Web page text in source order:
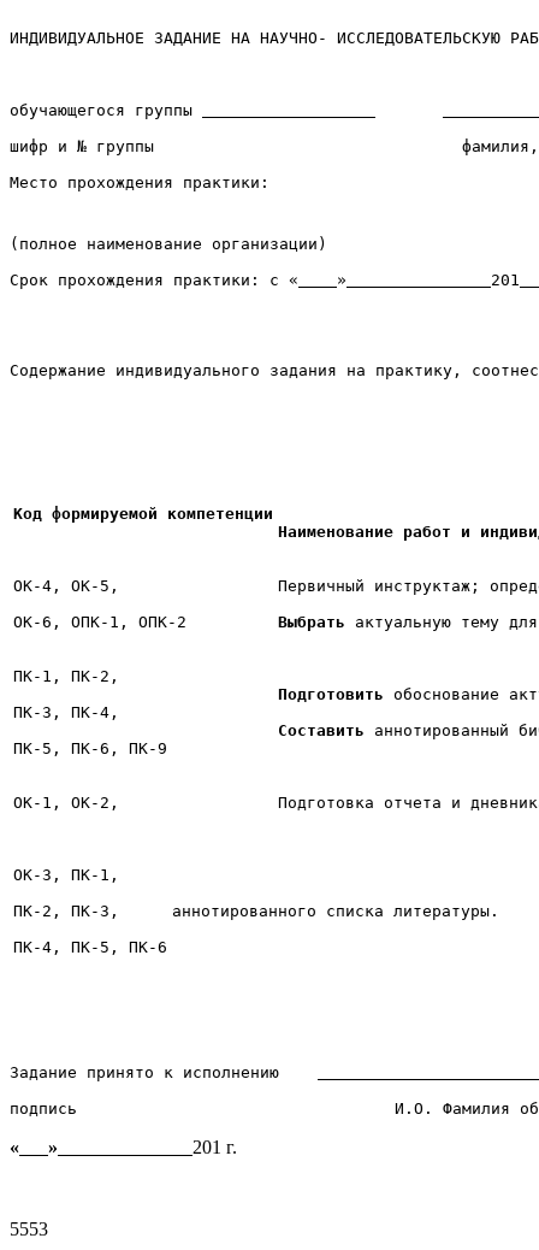
ИНДИВИДУАЛЬНОЕ ЗАДАНИЕ НА НАУЧНО- ИССЛЕДОВАТЕЛЬСКУЮ
обучающегося группы
шифр и № группы
Место прохождения практики:
(полное наименование организации)
Срок прохождения практики: с «
» 201
Содержание индивидуального задания на практику,
Код формируемой компетенции
Наименование работ и
ОК-4, ОК-5,
ОК-6, ОПК-1, ОПК-2
Первичный инструктаж;
Выбрать актуальную тему
ПК-1, ПК-2,
ПК-3, ПК-4,
ПК-5, ПК-6, ПК-9
Подготовить обоснование
Составить аннотированный
ОК-1, ОК-2, Подготовка отчета и
ОК-3, ПК-1,
ПК-2, ПК-3,
ПК-4, ПК-5, ПК-6
аннотированного списка литературы.
Задание принято к исполнению
подпись                                 И.О. Фамилия
« » 201 г.
5553